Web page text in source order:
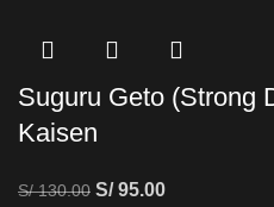
Suguru Geto (Strong
Kaisen
S/130.00 S/95.00